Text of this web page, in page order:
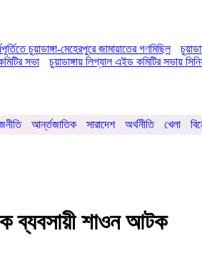
চুয়াডাঙ্গা-মেহেরপুরে জামায়াতের গণমিছিল
সভা
চুয়াডাঙ্গায় লিগ্যাল এইড কমিটির সভায়
আর্ন্তজাতিক সারাদেশ অর্থনীতি খেলা
ব্যবসায়ী শাওন আটক